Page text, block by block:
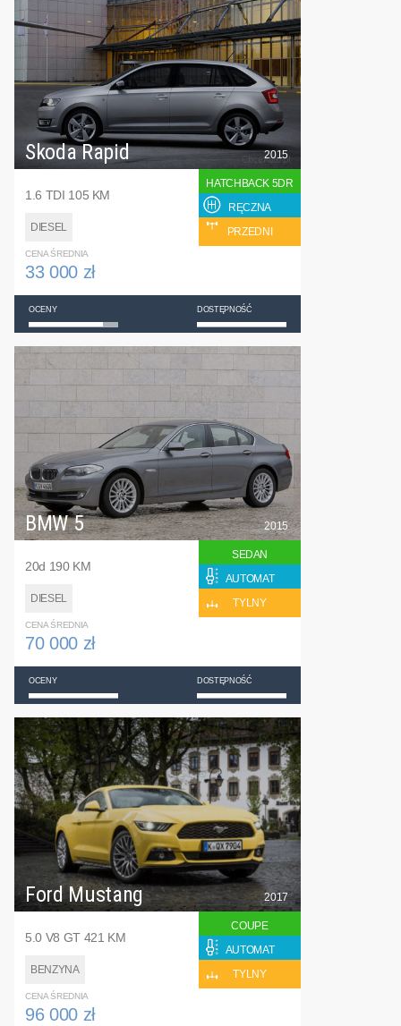
Skoda Rapid
1.6 TDI 105 KM
DIESEL
2015
HATCHBACK 5DR
RĘCZNA
PRZEDNI
CENA ŚREDNIA
33 000 zł
OCENY DOSTĘPNOŚĆ
BMW 5
20d 190 KM
DIESEL
2015
SEDAN
AUTOMAT
TYLNY
CENA ŚREDNIA
70 000 zł
OCENY DOSTĘPNOŚĆ
Ford Mustang
5.0 V8 GT 421 KM
BENZYNA
2017
COUPE
AUTOMAT
TYLNY
CENA ŚREDNIA
96 000 zł